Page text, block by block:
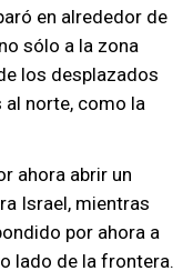
en alrededor de
sólo a la zona
los desplazados
al norte, como la
ahora abrir un
Israel, mientras
por ahora a
lado de la frontera.